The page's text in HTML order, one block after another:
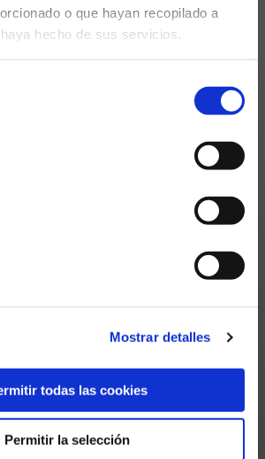
o que hayan recopilado a
hecho de sus servicios.
Mostrar detalles
todas las cookies
Permitir la selección
Química: